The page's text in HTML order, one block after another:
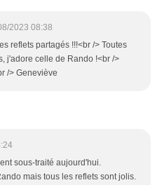
2023 08:38
reflets partagés !!!<br /> Toutes
j'adore celle de Rando !<br />
/> Geneviève
sous-traité aujourd'hui.
mais tous les reflets sont jolis.